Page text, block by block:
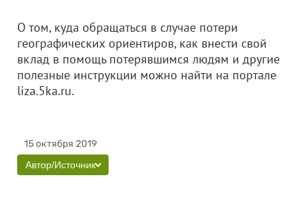
О том, куда обращаться в случае потери
географических ориентиров, как внести свой
вклад в помощь потерявшимся людям и другие
полезные инструкции можно найти на портале
liza.5ka.ru.
15 октября 2019
Автор/Источник